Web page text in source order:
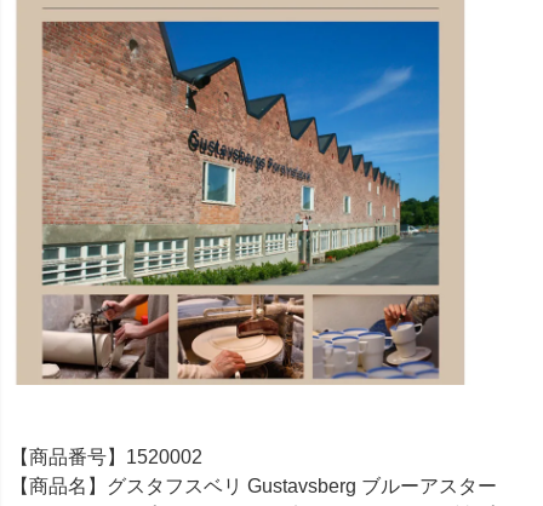
【商品番号】1520002
【商品名】グスタフスベリ Gustavsberg ブルーアスター